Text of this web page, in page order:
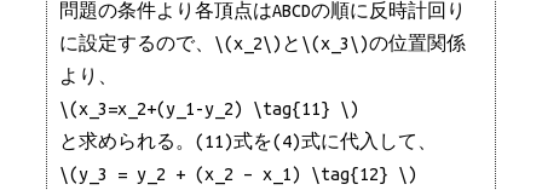
問題の条件より各頂点はABCDの順に反時計回り
に設定するので、\(x_2\)と\(x_3\)の位置関係
より、
\(x_3=x_2+(y_1-y_2) \tag{11} \)
と求められる。(11)式を(4)式に代入して、
\(y_3 = y_2 + (x_2 – x_1) \tag{12} \)